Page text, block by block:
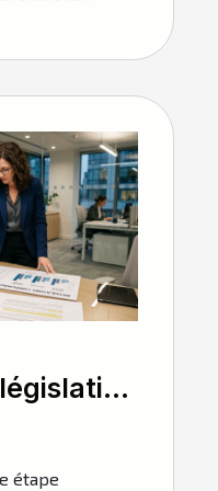
étape